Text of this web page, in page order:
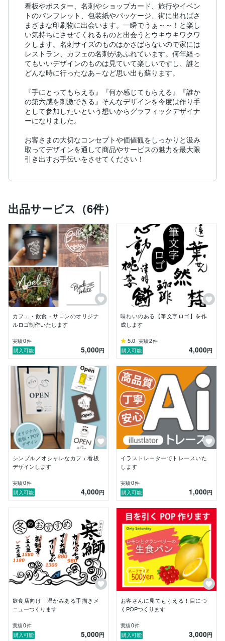
看板やポスター、名刺やショップカード、旅行やイベン
トのパンフレット、包装紙やパッケージ、街に出ればさ
まざまな印刷物に出会います。一瞬でうぁ～～！と楽し
い気持ちにさせてくれるものと出会うとウキウキワクワ
クします。名刺サイズのものはかさばらないので家には
レストラン、カフェの名刺があふれています。何年経っ
てもいいデザインのものは見ていて楽しいですし、誰と
どんな時に行ったなあ～など思い出も蘇ります。
『手にとってもらえる』『何か感じてもらえる』『誰か
の第六感を刺激できる』そんなデザインを今度は作り手
として参加したいという想いからグラフィックデザイナ
ーになりました。
お客さまの大切なコンセプトや価値観をしっかりと汲み
取ってデザインを通して商品やサービスの魅力を最大限
引き出すお手伝いをさせてください！
出品サービス（6件）
カフェ・飲食・サロンのオリジナ
ルロゴ制作いたします
実績0件
購入可能
5,000円
味わいのある【筆文字ロゴ】を作
成します
5.0 実績2件
購入可能
4,000円
シンプル／オシャレなカフェ看板
デザインします
実績0件
購入可能
4,000円
イラストレーターでトレースいた
します
実績0件
購入可能
1,000円
飲食店向け 温かみある手描きメ
ニューつくります
実績0件
購入可能
5,000円
お客さんに見てもらえる！目につ
くPOPつくります
実績0件
購入可能
3,000円